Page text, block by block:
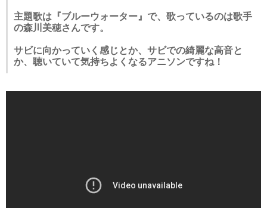
主題歌は『ブルーウォーター』で、歌っているのは歌手
の森川美穂さんです。
サビに向かっていく感じとか、サビでの綺麗な高音と
か、聴いていて気持ちよくなるアニソンですね！